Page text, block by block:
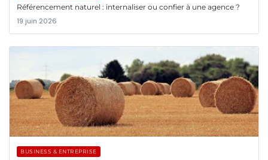
Référencement naturel : internaliser ou confier à une agence ?
19 juin 2026
BUSINESS & ENTREPRISE